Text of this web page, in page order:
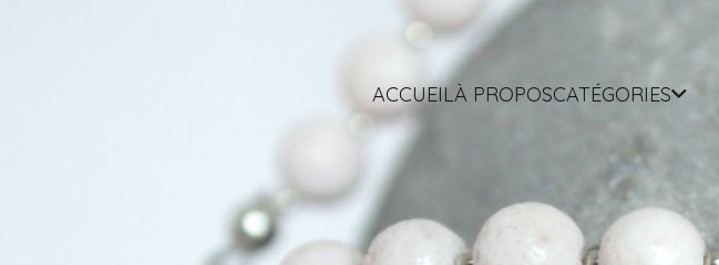
ACCUEIL À PROPOSCATÉGORIES